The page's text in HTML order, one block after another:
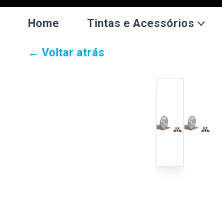
Home Tintas e Acessórios
← Voltar atrás